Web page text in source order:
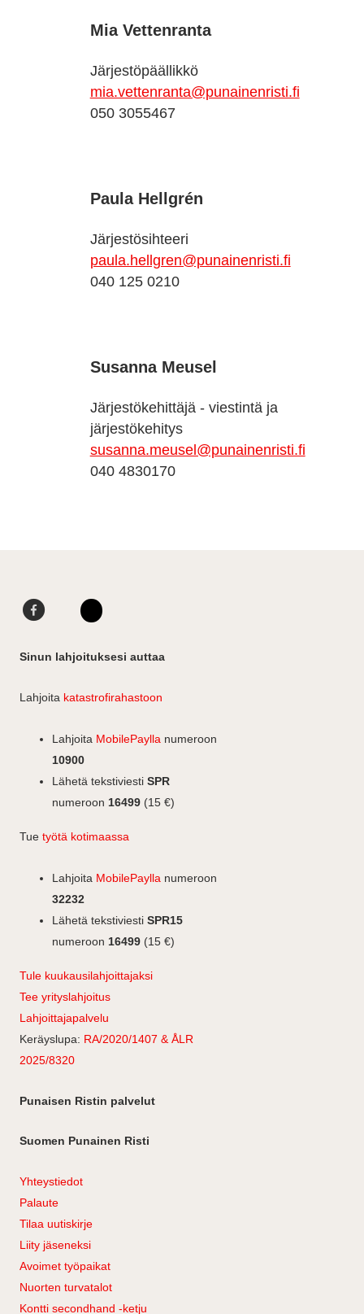
Mia Vettenranta
Järjestöpäällikkö
mia.vettenranta@punainenristi.fi
050 3055467
Paula Hellgrén
Järjestösihteeri
paula.hellgren@punainenristi.fi
040 125 0210
Susanna Meusel
Järjestökehittäjä - viestintä ja
järjestökehitys
susanna.meusel@punainenristi.fi
040 4830170
b
o
n
t
g
r
a
m
e
I
Sinun lahjoituksesi auttaa
Lahjoita katastrofirahastoon
Lahjoita MobilePaylla numeroon
10900
Lähetä tekstiviesti SPR
numeroon 16499 (15 €)
Tue työtä kotimaassa
Lahjoita MobilePaylla numeroon
32232
Lähetä tekstiviesti SPR15
numeroon 16499 (15 €)
Tule kuukausilahjoittajaksi
Tee yrityslahjoitus
Lahjoittajapalvelu
Keräyslupa: RA/2020/1407 & ÅLR
2025/8320
Punaisen Ristin palvelut
Suomen Punainen Risti
Yhteystiedot
Palaute
Tilaa uutiskirje
Liity jäseneksi
Avoimet työpaikat
Nuorten turvatalot
Kontti secondhand -ketju